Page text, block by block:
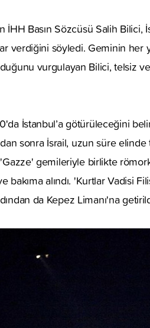
İHH Basın Sözcüsü Salih
verdiğini söyledi. Geminin her
vurgulayan Bilici, telsiz
İstanbul’a götürüleceğini
sonra İsrail, uzun süre
gemileriyle birlikte
bakıma alındı. 'Kurtlar Vadisi
da Kepez Limanı'na